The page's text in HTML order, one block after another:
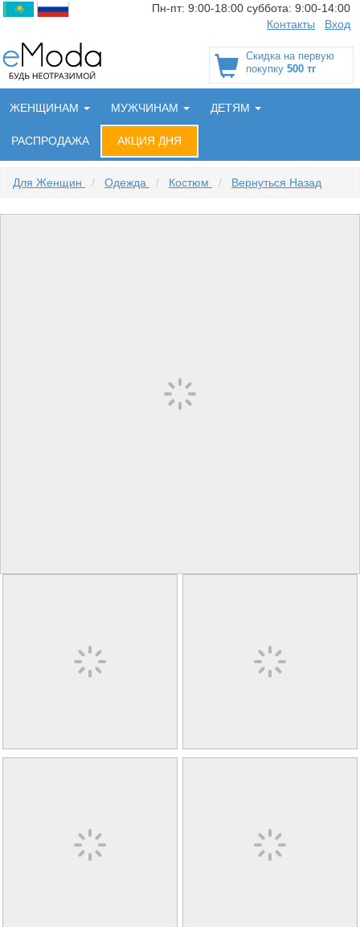
Пн-пт: 9:00-18:00 суббота: 9:00-14:00
Контакты
Вход
Скидка на первую
покупку 500 тг
ЖЕНЩИНАМ МУЖЧИНАМ ДЕТЯМ
РАСПРОДАЖА АКЦИЯ ДНЯ
Для Женщин / Одежда / Костюм / Вернуться Назад